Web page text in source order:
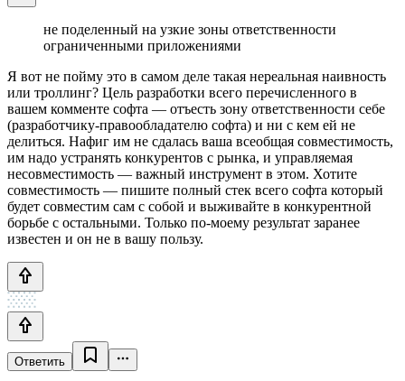
не поделенный на узкие зоны ответственности
ограниченными приложениями
Я вот не пойму это в самом деле такая нереальная наивность
или троллинг? Цель разработки всего перечисленного в
вашем комменте софта — отъесть зону ответственности себе
(разработчику-правообладателю софта) и ни с кем ей не
делиться. Нафиг им не сдалась ваша всеобщая совместимость,
им надо устранять конкурентов с рынка, и управляемая
несовместимость — важный инструмент в этом. Хотите
совместимость — пишите полный стек всего софта который
будет совместим сам с собой и выживайте в конкурентной
борьбе с остальными. Только по-моему результат заранее
известен и он не в вашу пользу.
Ответить